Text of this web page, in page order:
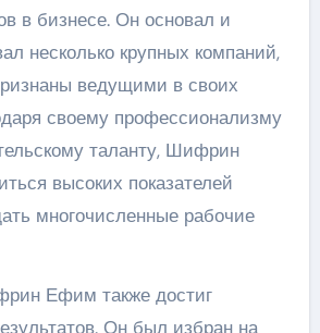
в бизнесе. Он основал и
несколько крупных компаний,
ведущими в своих
своему профессионализму
таланту, Шифрин
высоких показателей
многочисленные рабочие
Ефим также достиг
Он был избран на